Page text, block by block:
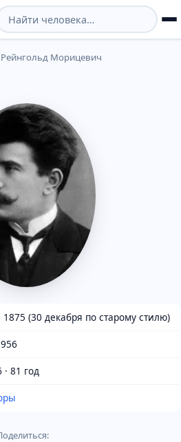
Рейнгольд Морицевич
(30 декабря по старому стилю)
81 год